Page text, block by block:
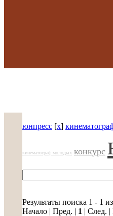
юнпресс [x]
кинематограф молодых конкурс
Результаты поиска 1 - 1
Начало | Пред. | 1 | След. |